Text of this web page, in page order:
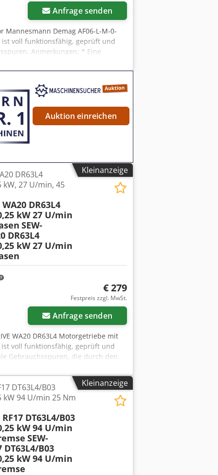
Anfrage senden
Demag AF06-L-M-0-
ist voll funktionsfähig, geprüft und
Anmerkungen: * Eine
oder die korrekte Montage
sich ein kleiner Riss, der die
Mannesmann Demag AG
Leistung: 1,1 kW Spannung: 3×400
Motordrehzahl: 1400
Bremsmoment: 20 Nm Cos φ: 0,75
Auktion einreichen
Kleinanzeige
DR63L4
27 U/min, 45
WA20 DR63L4
kW 27 U/min
SEW-
DR63L4
kW 27 U/min
€ 279
Festpreis zzgl. MwSt.
Anfrage senden
WA20 DR63L4 Motorgetriebe mit
ist voll funktionsfähig, geprüft und
Gebrauchsspuren, die durch den
eignet sich das
Förderbänder, Zuführeinrichtungen,
Hersteller: SEW-EURODRIVE
3×220–240 V Δ / 380–415 V
i = 48,00
S1 Gewicht: 8,8 kg
Kleinanzeige
DT63L4/B03
94 U/min 25 Nm
RF17 DT63L4/B03
kW 94 U/min
SEW-
DT63L4/B03
kW 94 U/min